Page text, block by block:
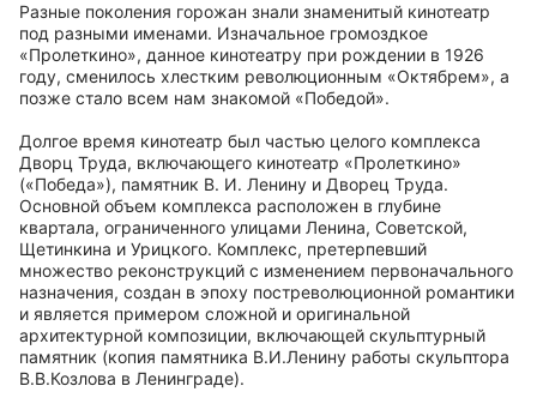
Разные поколения горожан знали знаменитый кинотеатр
под разными именами. Изначальное громоздкое
«Пролеткино», данное кинотеатру при рождении в 1926
году, сменилось хлестким революционным «Октябрем», а
позже стало всем нам знакомой «Победой».
Долгое время кинотеатр был частью целого комплекса
Дворц Труда, включающего кинотеатр «Пролеткино»
(«Победа»), памятник В. И. Ленину и Дворец Труда.
Основной объем комплекса расположен в глубине
квартала, ограниченного улицами Ленина, Советской,
Щетинкина и Урицкого. Комплекс, претерпевший
множество реконструкций с изменением первоначального
назначения, создан в эпоху постреволюционной романтики
и является примером сложной и оригинальной
архитектурной композиции, включающей скульптурный
памятник (копия памятника В.И.Ленину работы скульптора
В.В.Козлова в Ленинграде).